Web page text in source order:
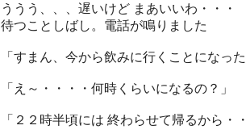
ううう、、、遅いけど まあいいわ・・・
待つことしばし。電話が鳴りました
「すまん、今から飲みに行くことになった
「え～・・・・何時くらいになるの？」
「２２時半頃には 終わらせて帰るから・